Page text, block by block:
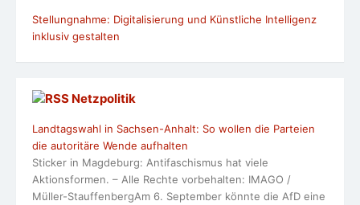
Stellungnahme: Digitalisierung und Künstliche Intelligenz
inklusiv gestalten
Netzpolitik
Landtagswahl in Sachsen-Anhalt: So wollen die Parteien
die autoritäre Wende aufhalten
Sticker in Magdeburg: Antifaschismus hat viele
Aktionsformen. – Alle Rechte vorbehalten: IMAGO /
Müller-StauffenbergAm 6. September könnte die AfD eine